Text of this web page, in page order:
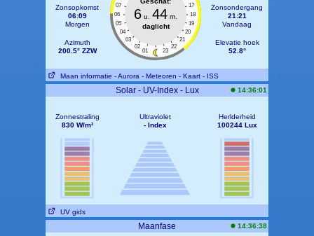
Zonsopkomst
06:09
Morgen
Azimuth
200.5° ZZW
07
17
06
18
05
19
04
20
03
21
02
22
01 23
6 u. 44 m.
daglicht
Zonsondergang
21:21
Vandaag
Elevatie hoek
52.8°
Maan informatie - Aurora - Meteoren - Kaart - ISS
Solar - UV-Index - Lux 14:36:01
Zonnestraling
830 W/m²
Ultraviolet
- Index
Herlderheid
100244 Lux
UV gids
Maanfase 14:36:38